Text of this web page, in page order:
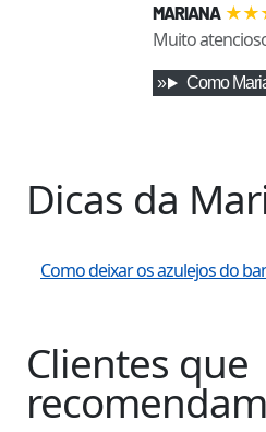
MARIANA ★★
Muito
Como
Dicas da
Como deixar os azulejos do
Clientes que
recomendam